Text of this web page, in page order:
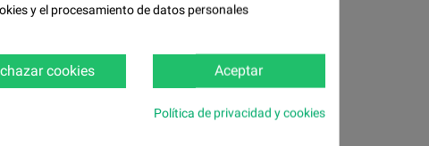
y el procesamiento de datos personales
Aceptar
cookies
Política de privacidad y cookies